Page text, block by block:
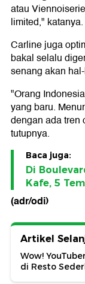
atau
limited," katanya.
Carline juga
bakal selalu
senang akan
"Orang
yang baru.
dengan ada tren
tutupnya.
Baca juga:
Di
Kafe, 5
(adr/odi)
Artikel
Wow!
di Resto